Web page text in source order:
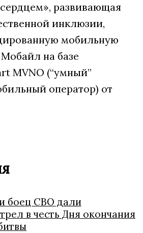
развивающая
инклюзии,
мобильную
на базе
MVNO (“умный”
оператор) от
боец СВО дали
в честь Дня окончания